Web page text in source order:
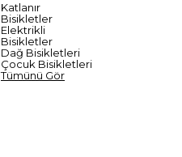
Katlanır
Bisikletler
Elektrikli
Bisikletler
Dağ Bisikletleri
Çocuk Bisikletleri
Tümünü Gör